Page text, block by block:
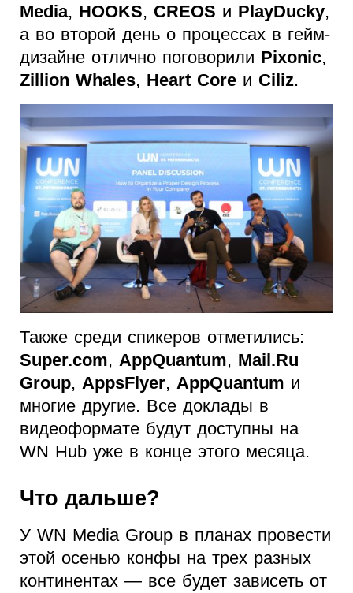
Media, HOOKS, CREOS и PlayDucky,
а во второй день о процессах в гейм-
дизайне отлично поговорили Pixonic,
Zillion Whales, Heart Core и Ciliz.
Также среди спикеров отметились:
Super.com, AppQuantum, Mail.Ru
Group, AppsFlyer, AppQuantum и
многие другие. Все доклады в
видеоформате будут доступны на
WN Hub уже в конце этого месяца.
Что дальше?
У WN Media Group в планах провести
этой осенью конфы на трех разных
континентах — все будет зависеть от